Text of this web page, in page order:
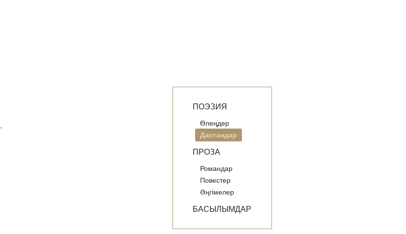
ПОЭЗИЯ
Өлеңдер
Дастандар
ПРОЗА
Романдар
Повестер
Әңгімелер
БАСЫЛЫМДАР